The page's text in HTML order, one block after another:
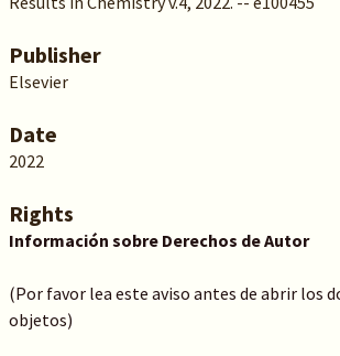
Publisher
Elsevier
Date
2022
Rights
Información sobre Derechos de Autor
(Por favor lea este aviso antes de abrir los
objetos)